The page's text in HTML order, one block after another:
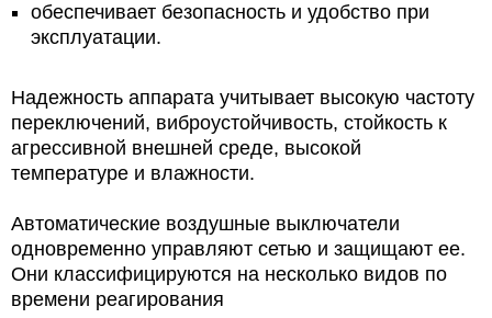
обеспечивает безопасность и удобство при
эксплуатации.
Надежность аппарата учитывает высокую частоту
переключений, виброустойчивость, стойкость к
агрессивной внешней среде, высокой
температуре и влажности.
Автоматические воздушные выключатели
одновременно управляют сетью и защищают ее.
Они классифицируются на несколько видов по
времени реагирования